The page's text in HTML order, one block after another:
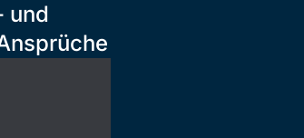
und